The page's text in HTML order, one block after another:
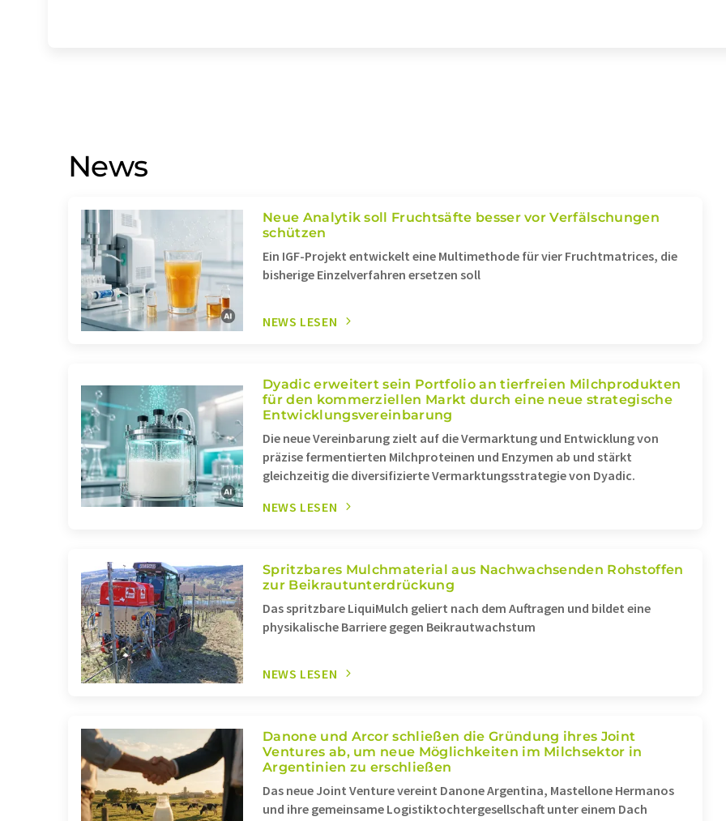
News
Neue Analytik soll Fruchtsäfte besser vor Verfälschungen
schützen
Ein IGF-Projekt entwickelt eine Multimethode für vier Fruchtmatrices, die
bisherige Einzelverfahren ersetzen soll
NEWS LESEN
Dyadic erweitert sein Portfolio an tierfreien Milchprodukten
für den kommerziellen Markt durch eine neue strategische
Entwicklungsvereinbarung
Die neue Vereinbarung zielt auf die Vermarktung und Entwicklung von
präzise fermentierten Milchproteinen und Enzymen ab und stärkt
gleichzeitig die diversifizierte Vermarktungsstrategie von Dyadic.
NEWS LESEN
Spritzbares Mulchmaterial aus Nachwachsenden Rohstoffen
zur Beikrautunterdrückung
Das spritzbare LiquiMulch geliert nach dem Auftragen und bildet eine
physikalische Barriere gegen Beikrautwachstum
NEWS LESEN
Danone und Arcor schließen die Gründung ihres Joint
Ventures ab, um neue Möglichkeiten im Milchsektor in
Argentinien zu erschließen
Das neue Joint Venture vereint Danone Argentina, Mastellone Hermanos
und ihre gemeinsame Logistiktochtergesellschaft unter einem Dach
Agrarpreise unter Druck:
der Landwirtschaft um
unter dem